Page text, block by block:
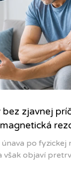
zjavnej
po fyzickej
však objaví